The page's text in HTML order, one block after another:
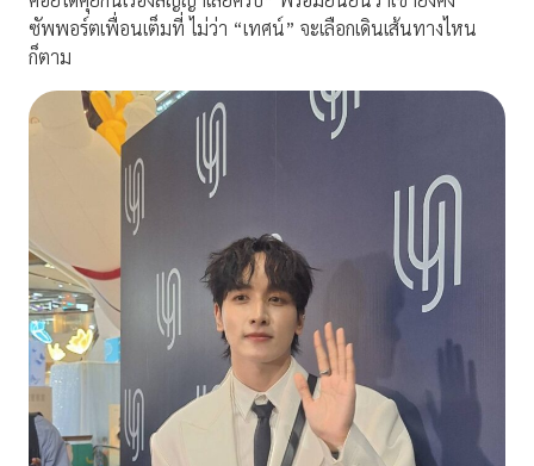
ซัพพอร์ตเพื่อนเต็มที่ ไม่ว่า “เทศน์” จะเลือกเดินเส้นทางไหน
ก็ตาม